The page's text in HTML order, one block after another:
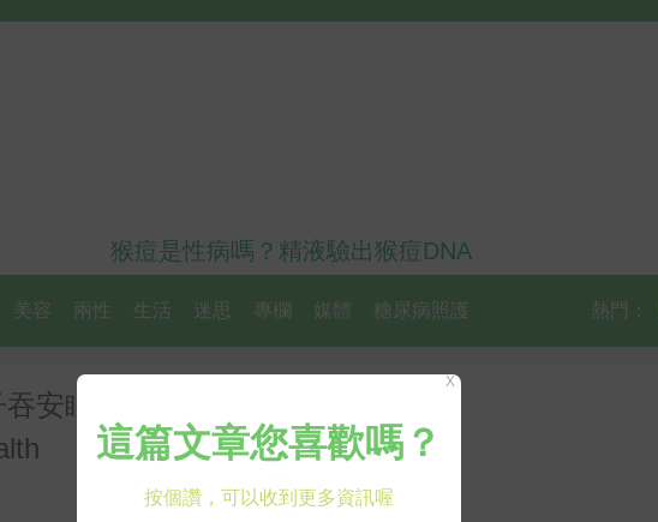
猴痘是性病嗎？精液驗出猴痘DNA
美容 兩性 生活 迷思 專欄 媒體 糖尿病照護 熱門：
安眠藥不是辦法，臥室「風
X